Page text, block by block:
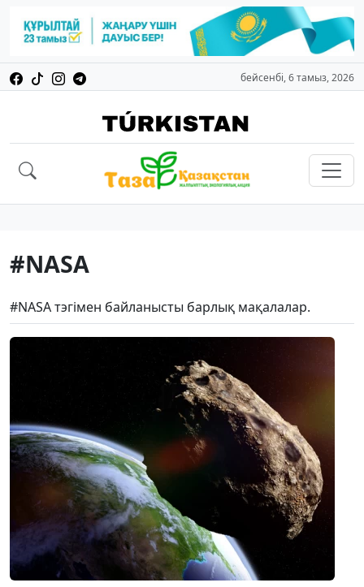
бейсенбі, 6 тамыз, 2026
#NASA
#NASA тэгімен байланысты барлық мақалалар.